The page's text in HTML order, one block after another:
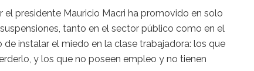
presidente Mauricio Macri ha promovido en solo
tanto en el sector público como en el
instalar el miedo en la clase trabajadora: los que
y los que no poseen empleo y no tienen